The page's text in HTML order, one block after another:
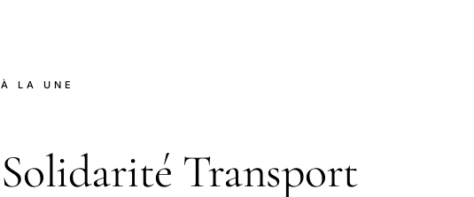
À LA UNE
Solidarité Transport